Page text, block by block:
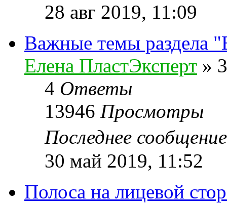
28 авг 2019, 11:09
Важные темы раздела
Елена ПластЭксперт »
4 Ответы
13946 Просмотры
Последнее
30 май 2019, 11:52
Полоса на лицевой